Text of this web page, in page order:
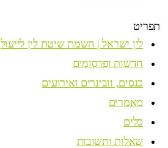
תפריט
לין ישראל | השמת שיטת לין לייעול
חדשות ופרסומים
כנסים, וובינרים ואירועים
מאמרים
כלים
שאלות ותשובות